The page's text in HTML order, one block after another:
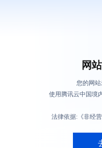
网
您的网
使用腾讯云中国境
法律依据:《非经